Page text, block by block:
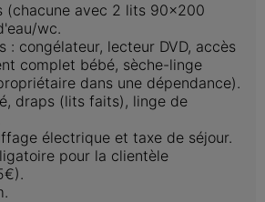
(chacune avec 2 lits 90x200
wc.
: congélateur, lecteur DVD, accès
complet bébé, sèche-linge
dans une dépendance).
draps (lits faits), linge de
électrique et taxe de séjour.
pour la clientèle